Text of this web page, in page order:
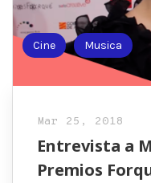
Cine Musica
Mar 25, 2018
Entrevista a
Premios